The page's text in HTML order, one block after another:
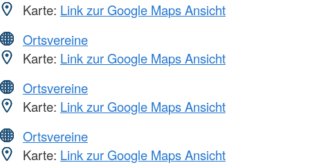
Karte: Link zur Google Maps Ansicht
Ortsvereine
Karte: Link zur Google Maps Ansicht
Ortsvereine
Karte: Link zur Google Maps Ansicht
Ortsvereine
Karte: Link zur Google Maps Ansicht